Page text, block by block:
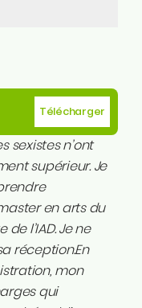
Télécharger
sexistes n’ont
supérieur. Je
en arts du
l’IAD. Je ne
réception.En
mon
qui